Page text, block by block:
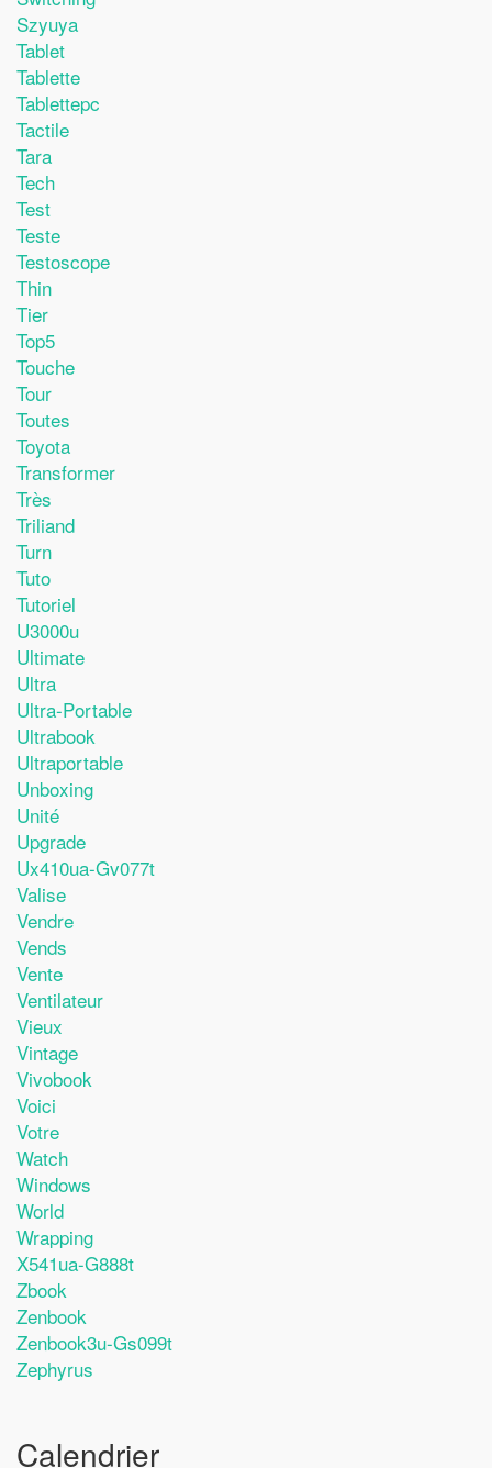
Szyuya
Tablet
Tablette
Tablettepc
Tactile
Tara
Tech
Test
Teste
Testoscope
Thin
Tier
Top5
Touche
Tour
Toutes
Toyota
Transformer
Très
Triliand
Turn
Tuto
Tutoriel
U3000u
Ultimate
Ultra
Ultra-Portable
Ultrabook
Ultraportable
Unboxing
Unité
Upgrade
Ux410ua-Gv077t
Valise
Vendre
Vends
Vente
Ventilateur
Vieux
Vintage
Vivobook
Voici
Votre
Watch
Windows
World
Wrapping
X541ua-G888t
Zbook
Zenbook
Zenbook3u-Gs099t
Zephyrus
Calendrier